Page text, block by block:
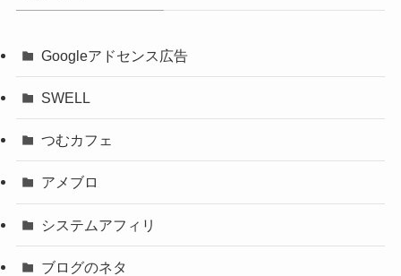
Googleアドセンス広告
SWELL
つむカフェ
アメブロ
システムアフィリ
ブログのネタ